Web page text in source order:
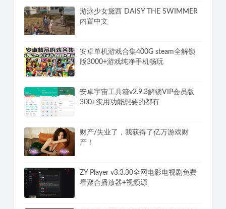
游泳少女黛西 DAISY THE SWIMMER
内置中文
安卓单机游戏合集400G steam全解锁
版3000+游戏纯净手机畅玩
安卓宇宙工具箱v2.9.3解锁VIP会员版
300+实用功能想要的都有
财产/失业了，我获得了亿万游戏财
产！
ZY Player v3.3.30全网电影电视剧免费
看聚合播放器+视频源